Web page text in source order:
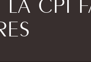
LA CPI